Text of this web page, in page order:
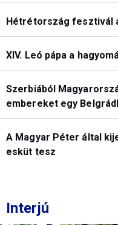
Hétrétország fesztivál
XIV. Leó pápa a
Szerbiából
embereket egy
A Magyar Péter által
esküt tesz
Interjú